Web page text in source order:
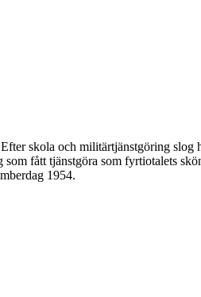
skola och militärtjänstgöring slog
som fått tjänstgöra som fyrtiotalets
1954.